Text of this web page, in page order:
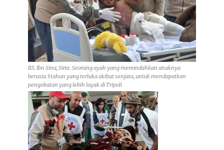
RS. Ibn Sina, Sirte. Seorang ayah yang memindahkan anaknya
berusia 3 tahun yang terluka akibat senjata, untuk mendapatkan
pengobatan yang lebih layak di Tripoli